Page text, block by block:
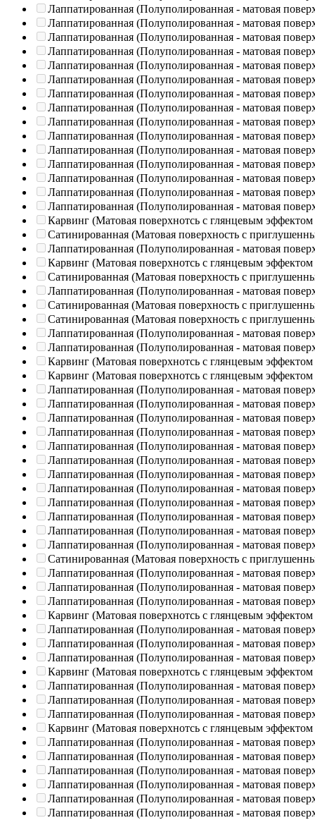
Лаппатированная (Полуполированная - матовая
Лаппатированная (Полуполированная - матовая
Лаппатированная (Полуполированная - матовая
Лаппатированная (Полуполированная - матовая
Лаппатированная (Полуполированная - матовая
Лаппатированная (Полуполированная - матовая
Лаппатированная (Полуполированная - матовая
Лаппатированная (Полуполированная - матовая
Лаппатированная (Полуполированная - матовая
Лаппатированная (Полуполированная - матовая
Лаппатированная (Полуполированная - матовая
Лаппатированная (Полуполированная - матовая
Лаппатированная (Полуполированная - матовая
Лаппатированная (Полуполированная - матовая
Лаппатированная (Полуполированная - матовая
Карвинг (Матовая поверхнотсь с глянцевым эффектом
Сатинированная (Матовая поверхность с
Лаппатированная (Полуполированная - матовая
Карвинг (Матовая поверхнотсь с глянцевым эффектом
Сатинированная (Матовая поверхность с
Лаппатированная (Полуполированная - матовая
Сатинированная (Матовая поверхность с
Сатинированная (Матовая поверхность с
Лаппатированная (Полуполированная - матовая
Лаппатированная (Полуполированная - матовая
Карвинг (Матовая поверхнотсь с глянцевым эффектом
Карвинг (Матовая поверхнотсь с глянцевым эффектом
Лаппатированная (Полуполированная - матовая
Лаппатированная (Полуполированная - матовая
Лаппатированная (Полуполированная - матовая
Лаппатированная (Полуполированная - матовая
Лаппатированная (Полуполированная - матовая
Лаппатированная (Полуполированная - матовая
Лаппатированная (Полуполированная - матовая
Лаппатированная (Полуполированная - матовая
Лаппатированная (Полуполированная - матовая
Лаппатированная (Полуполированная - матовая
Лаппатированная (Полуполированная - матовая
Лаппатированная (Полуполированная - матовая
Сатинированная (Матовая поверхность с
Лаппатированная (Полуполированная - матовая
Лаппатированная (Полуполированная - матовая
Лаппатированная (Полуполированная - матовая
Карвинг (Матовая поверхнотсь с глянцевым эффектом
Лаппатированная (Полуполированная - матовая
Лаппатированная (Полуполированная - матовая
Лаппатированная (Полуполированная - матовая
Карвинг (Матовая поверхнотсь с глянцевым эффектом
Лаппатированная (Полуполированная - матовая
Лаппатированная (Полуполированная - матовая
Лаппатированная (Полуполированная - матовая
Карвинг (Матовая поверхнотсь с глянцевым эффектом
Лаппатированная (Полуполированная - матовая
Лаппатированная (Полуполированная - матовая
Лаппатированная (Полуполированная - матовая
Лаппатированная (Полуполированная - матовая
Лаппатированная (Полуполированная - матовая
Лаппатированная (Полуполированная - матовая